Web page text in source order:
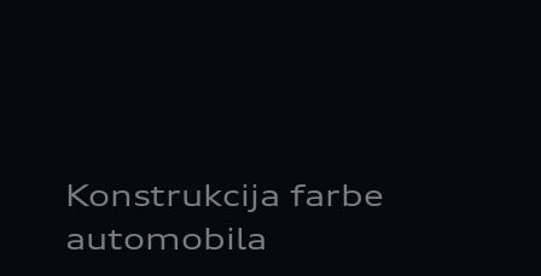
Konstrukcija farbe
automobila